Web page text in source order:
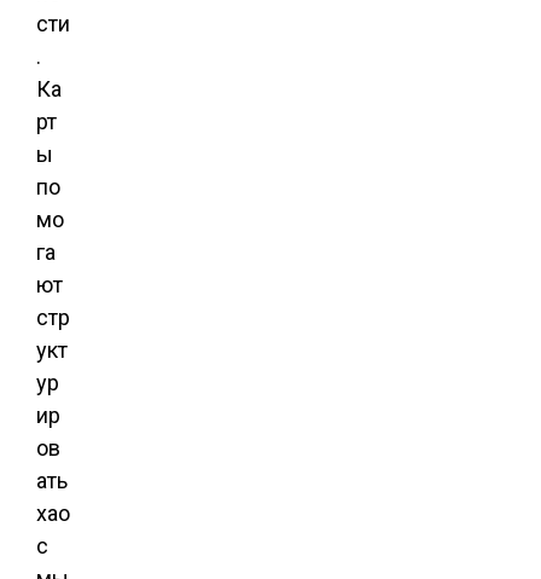
сти
.
Ка
рт
ы
по
мо
га
ют
стр
укт
ур
ир
ов
ать
хао
с